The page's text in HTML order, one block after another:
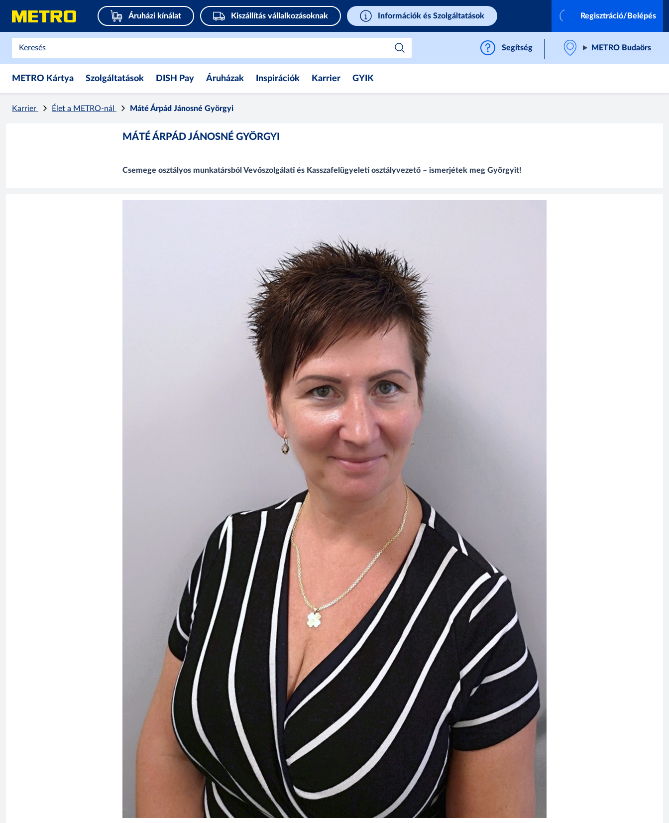
Áruházi kínálat Kiszállítás vállalkozásoknak Információk és Szolgáltatások Regisztráció/Belépés
Segítség METRO Budaörs
METRO Kártya Szolgáltatások DISH Pay Áruházak Inspirációk Karrier GYIK
Karrier Élet a METRO-nál Máté Árpád Jánosné Györgyi
MÁTÉ ÁRPÁD JÁNOSNÉ GYÖRGYI
Csemege osztályos munkatársból Vevőszolgálati és Kasszafelügyeleti osztályvezető – ismerjétek meg Györgyit!